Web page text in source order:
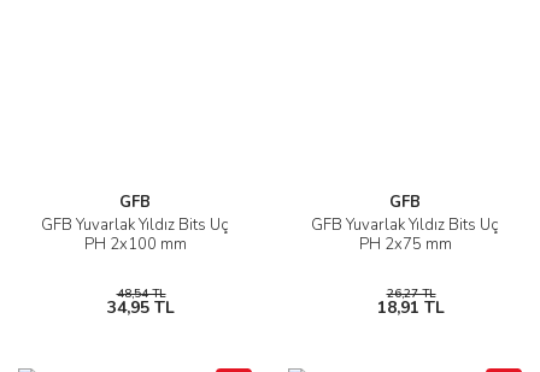
GFB
GFB Yuvarlak Yıldız Bits Uç
PH 2x100 mm
48,54 TL
34,95 TL
GFB
GFB Yuvarlak Yıldız Bits Uç
PH 2x75 mm
26,27 TL
18,91 TL